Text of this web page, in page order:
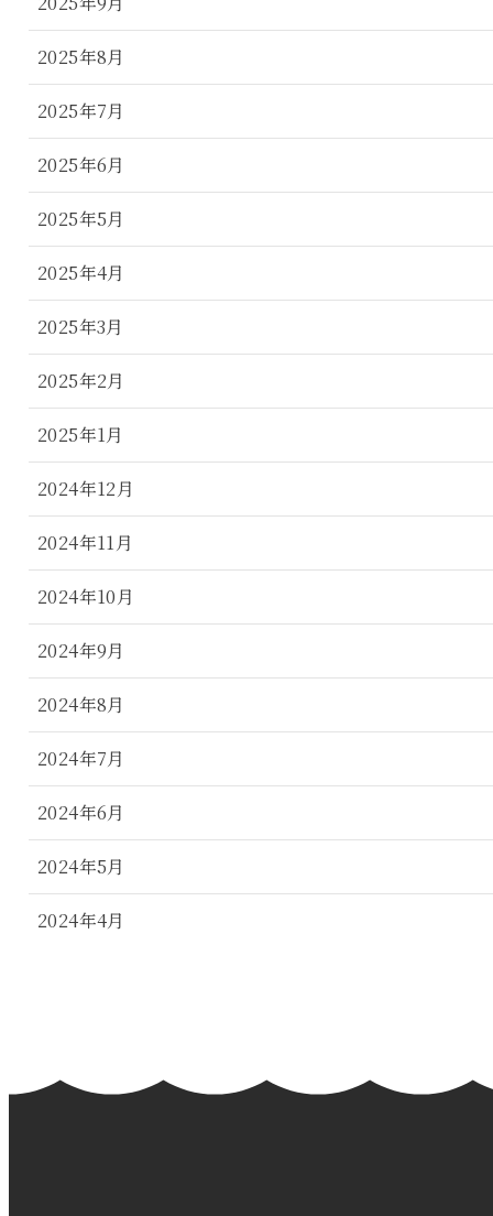
2025年8月
2025年7月
2025年6月
2025年5月
2025年4月
2025年3月
2025年2月
2025年1月
2024年12月
2024年11月
2024年10月
2024年9月
2024年8月
2024年7月
2024年6月
2024年5月
2024年4月
2024年1月